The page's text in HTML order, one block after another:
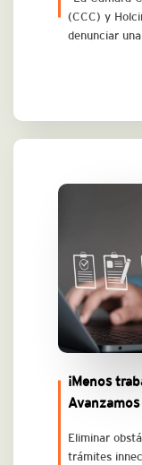
(CCC) y
denunciar una
¡Menos
Eliminar
trámites